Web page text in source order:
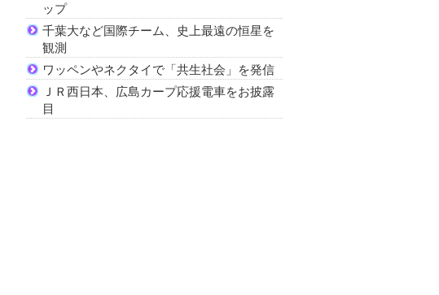
ップ
千葉大など国際チーム、史上最遠の恒星を
観測
ワッペンやネクタイで「共生社会」を発信
ＪＲ西日本、広島カープ応援電車をお披露
目